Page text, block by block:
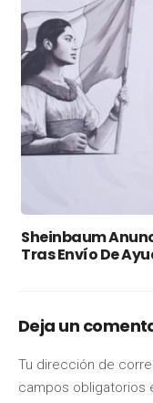
Sheinbaum
Tras Envío De
Deja un
Tu dirección de
campos obligatorios